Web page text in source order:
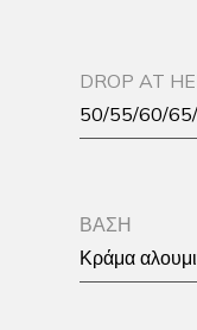
DROP AT
50/55/60/
ΒΑΣΗ
Κράμα